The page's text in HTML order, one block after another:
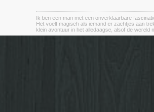
Ik ben een man met een onverklaarbare
Het voelt magisch als iemand er zachtjes aan
klein avontuur in het alledaagse, alsof de